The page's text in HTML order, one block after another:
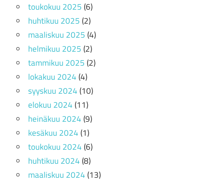
toukokuu 2025(6)
huhtikuu 2025(2)
maaliskuu 2025(4)
helmikuu 2025(2)
tammikuu 2025(2)
lokakuu 2024(4)
syyskuu 2024(10)
elokuu 2024(11)
heinäkuu 2024(9)
kesäkuu 2024(1)
toukokuu 2024(6)
huhtikuu 2024(8)
maaliskuu 2024(13)